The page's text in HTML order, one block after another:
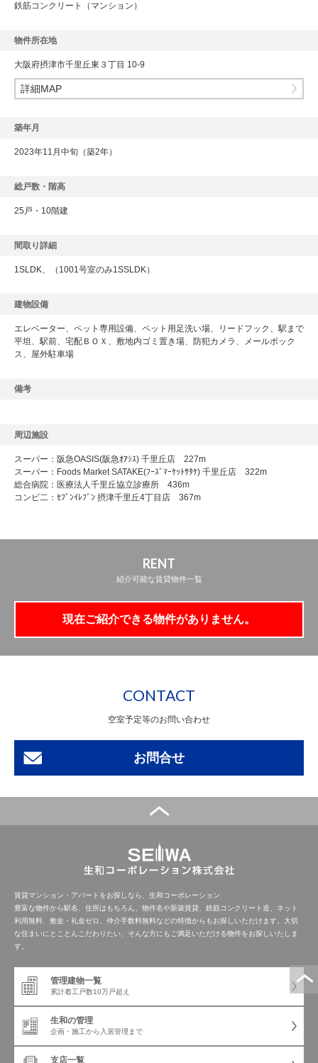
鉄筋コンクリート （マンション）
物件所在地
大阪府摂津市千里丘東３丁目 10-9
詳細MAP
築年月
2023年11月中旬（築2年）
総戸数・階高
25戸・10階建
間取り詳細
1SLDK、（1001号室のみ1SSLDK）
建物設備
エレベーター、ペット専用設備、ペット用足洗い場、リードフック、駅まで
平坦、駅前、宅配ＢＯＸ、敷地内ゴミ置き場、防犯カメラ、メールボック
ス、屋外駐車場
備考
周辺施設
スーパー：阪急OASIS(阪急ｵｱｼｽ) 千里丘店 227m
スーパー：Foods Market SATAKE(ﾌｰｽﾞﾏｰｹｯﾄｻﾀｹ) 千里丘店 322m
総合病院：医療法人千里丘協立診療所 436m
コンビ二：ｾﾌﾞﾝｲﾚﾌﾞﾝ 摂津千里丘4丁目店 367m
RENT
紹介可能な賃貸物件一覧
現在ご紹介できる物件がありません。
CONTACT
空室予定等のお問い合わせ
お問合せ
賃貸マンション・アパートをお探しなら、生和コーポレーション
豊富な物件から駅名、住所はもちろん、物件名や新築賃貸、鉄筋コンクリート造、ネット
利用無料、敷金・礼金ゼロ、仲介手数料無料などの特徴からもお探しいただけます。大切
な住まいにとことんこだわりたい、そんな方にもご満足いただける物件をお探しいたしま
す。
管理建物一覧
累計着工戸数10万戸超え
生和の管理
企画・施工から 入居管理まで
支店一覧